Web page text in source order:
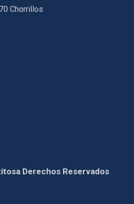
Chorrillos
Derechos Reservados